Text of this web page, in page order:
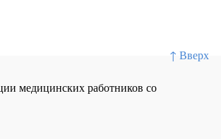
↑ Вверх
медицинских работников со